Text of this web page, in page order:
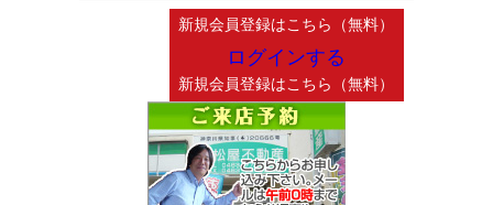
ログインする